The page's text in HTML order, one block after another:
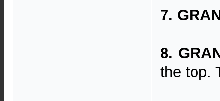
7.
8.
the top.